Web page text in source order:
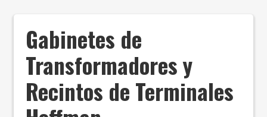
Gabinetes de
Transformadores y
Recintos de Terminales